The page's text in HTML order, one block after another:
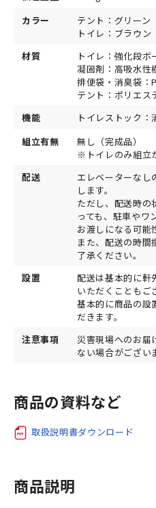
カラー
テント：グリーン
トイレ：ブラウン
材質
トイレ：強化段ボ
凝固剤：高吸水性
排便袋・消臭袋：
テント：ポリエス
機能
トイレストック：
組立有無
無し（完成品）
※トイレのみ組立
配送
エレベーターなし
します。
ただし、配送時の
っても、駐車やワ
お渡しになる可能
また、配送の時間
了承ください。
設置
配送は基本的に軒
いただくこともご
基本的に商品の設
だきます。
注意事項
災害現場へのお届
ない場合がござい
商品の資料など
取扱説明書ダウンロード
商品説明